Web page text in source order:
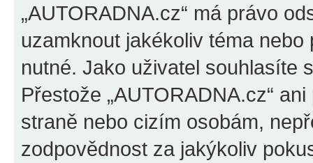
„AUTORADNA.cz“ má právo
uzamknout jakékoliv téma
nutné. Jako uživatel souhlasíte
Přestože „AUTORADNA.cz“
straně nebo cizím osobám,
zodpovědnost za jakýkoliv